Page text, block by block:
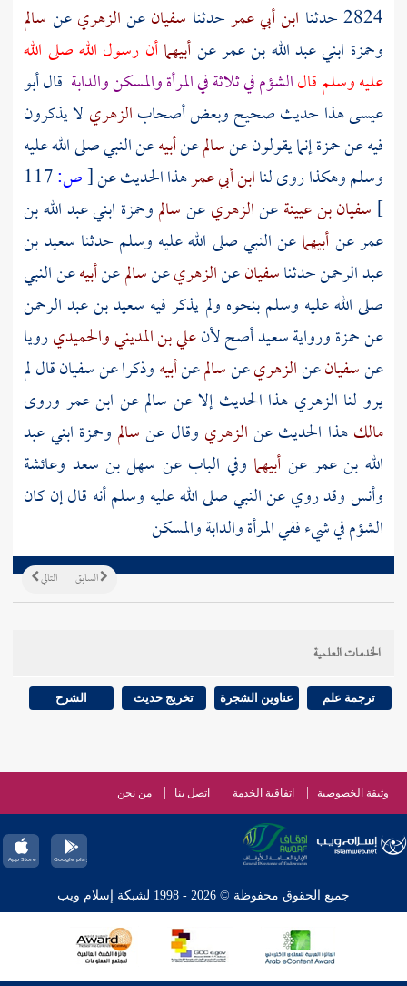
2824 حدثنا
ابن أبي عمرحدثنا سفيانعنالزهريعن سالم
وحمزة ابني عبد الله بن عمرعنأبيهماأن رسول الله صلى الله
عليه وسلم قالالشؤم في ثلاثة في المرأة والمسكن والدابة قال أبو
عيسى هذا حديث صحيح وبعض أصحابالزهري لا يذكرون
فيه عنحمزةإنما يقولون عنسالمعنأبيهعن النبي صلى الله عليه
وسلم وهكذا روى لناابن أبي عمرهذا الحديث عن[ص:117
] سفيان بن عيينةعنالزهريعنسالموحمزة ابني عبد الله بن
عمرعنأبيهماعن النبي صلى الله عليه وسلم حدثنا سعيد بن
عبد الرحمنحدثناسفيانعنالزهريعنسالمعنأبيهعن النبي
صلى الله عليه وسلم بنحوه ولم يذكر فيه سعيد بن عبد الرحمن
عنحمزةوروايةسعيدأصح لأنعلي بن المدينيوالحميديرويا
عنسفيانعنالزهريعنسالمعنأبيهوذكرا عنسفيانقال لم
يرو لنا الزهري هذا الحديث إلا عن سالمعن ابن عمر وروى
مالكهذا الحديث عنالزهري وقال عنسالم وحمزة ابني عبد
الله بن عمرعن أبيهما وفي الباب عن سهل بن سعد وعائشة
وأنس وقد روي عن النبي صلى الله عليه وسلم أنه قال إن كان
الشؤم في شيء ففي المرأة والدابة والمسكن
التالي السابق
الخدمات العلمية
ترجمة علم عناوين الشجرة تخريج حديث الشرح
وثيقة الخصوصية اتفاقية الخدمة اتصل بنا من نحن
جميع الحقوق محفوظة © 2026 - 1998 لشبكة إسلام ويب